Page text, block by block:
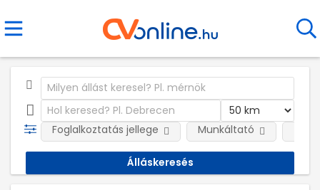
Foglalkoztatás jellege Munkáltató